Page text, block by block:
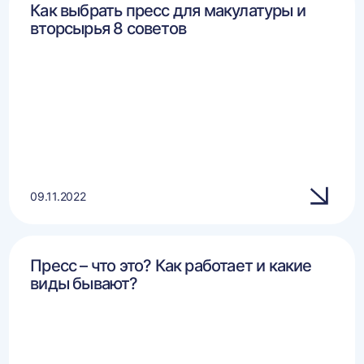
Как выбрать пресс для макулатуры и
вторсырья 8 советов
09.11.2022
Пресс – что это? Как работает и какие
виды бывают?